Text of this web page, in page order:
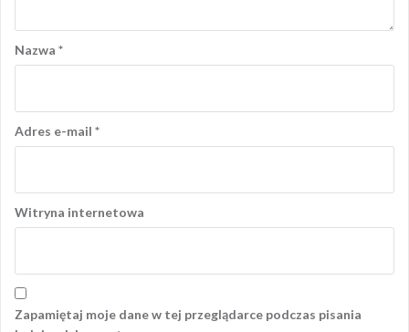
Nazwa *
Adres e-mail *
Witryna internetowa
Zapamiętaj moje dane w tej przeglądarce podczas pisania